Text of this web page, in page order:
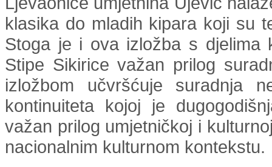
klasika do mladih kipara koji su
Stoga je i ova izložba s djelima
Stipe Sikirice važan prilog
izložbom učvršćuje
kontinuiteta kojoj je
važan prilog umjetničkoj i
nacionalnim kulturnom kontekstu.